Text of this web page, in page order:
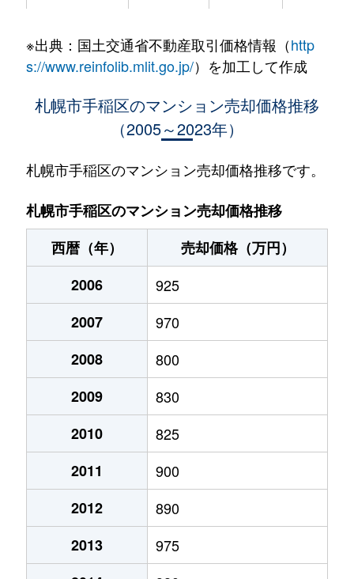
稲穂１条
2,200万円 星置
徒歩6分
1,300万円 稲穂
稲穂３条
1,100万円 稲穂
徒歩9分
稲穂３条
1,400万円 稲穂
新発寒５条
1,700万円 稲積公園
手稲本町１条
2,400万円
手稲本町２条
3,000万円
手稲本町２条
2,500万円
手稲本町３条
2,400万円
富丘２条
2,500万円
富丘２条
1,100万円
富丘２条
1,600万円
富丘２条
1,400万円
※出典：国土交通省不動産取引価格情報（http
s://www.reinfolib.mlit.go.jp/）を加工して作成
札幌市手稲区のマンション売却価格推移
（2005～2023年）
札幌市手稲区のマンション売却価格推移です。
札幌市手稲区のマンション売却価格推移
西暦（年）
売却価格（万円）
2006
925
2007
970
2008
800
2009
830
2010
825
2011
900
2012
890
2013
975